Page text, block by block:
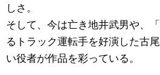
しさ。
そして、今は亡き地井武男や、
るトラック運転手を好演した古
い役者が作品を彩っている。